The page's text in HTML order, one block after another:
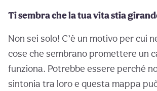
Ti sembra che la tua vita stia
Non sei solo! C’è un motivo per cui
cose che sembrano promettere un
funziona. Potrebbe essere perché
sintonia tra loro e questa mappa